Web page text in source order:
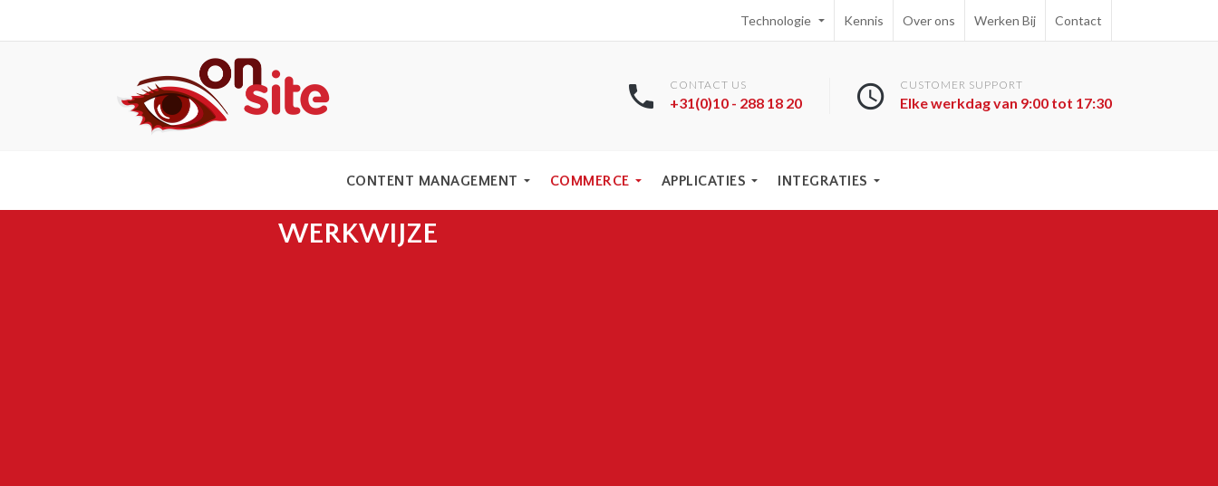
Technologie Kennis Over ons Werken Bij Contact
CONTACT US
+31(0)10 - 288 18 20
CUSTOMER SUPPORT
Elke werkdag van 9:00 tot 17:30
CONTENT MANAGEMENT COMMERCE APPLICATIES INTEGRATIES
WERKWIJZE